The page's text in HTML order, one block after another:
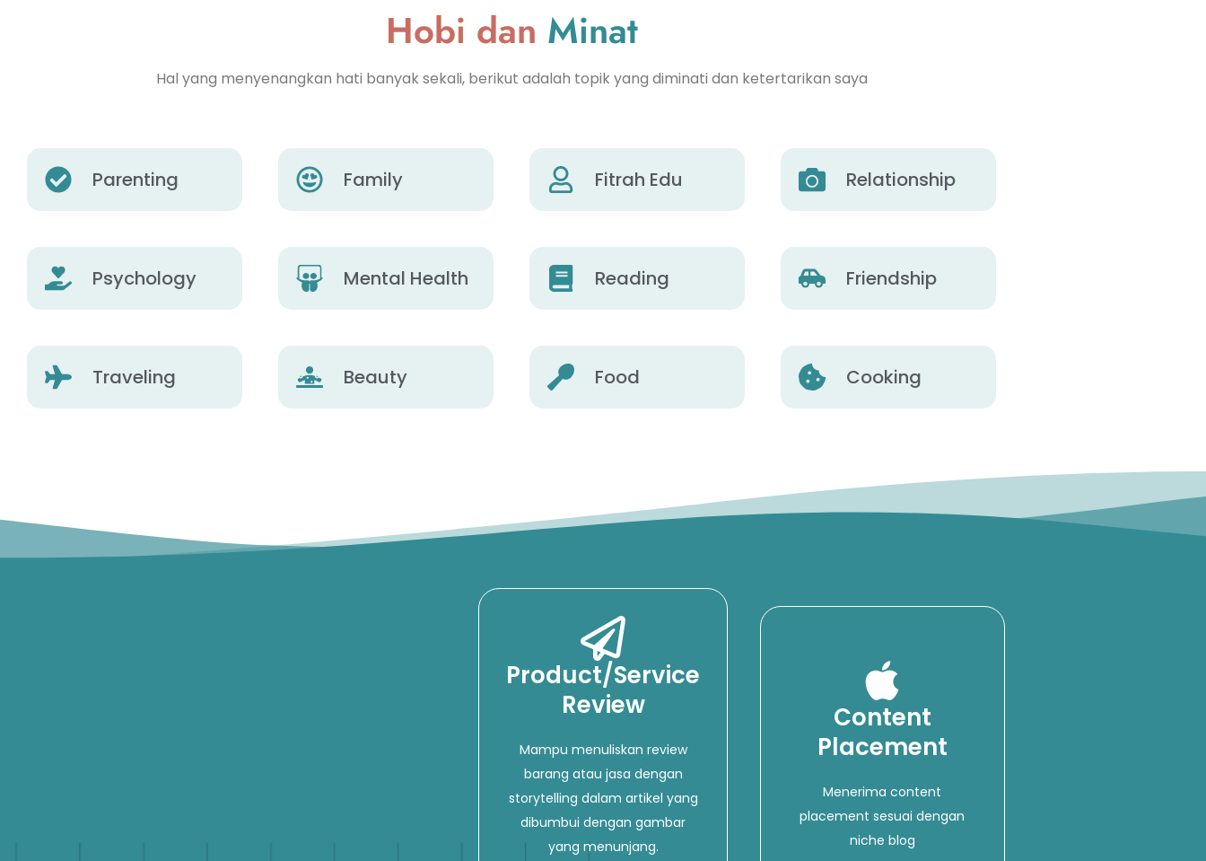
Hobi dan Minat
Hal yang menyenangkan hati banyak sekali, berikut adalah topik yang diminati dan ketertarikan saya
Parenting Family Fitrah Edu Relationship
Psychology Mental Health Reading Friendship
Traveling Beauty Food Cooking
Product/Service
Review
Mampu menuliskan review
barang atau jasa dengan
storytelling dalam artikel yang
dibumbui dengan gambar
yang menunjang.
Content
Placement
Menerima content
placement sesuai dengan
niche blog